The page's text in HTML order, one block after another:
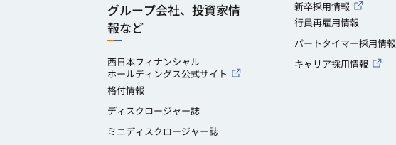
グループ会社、投資家情
報など
西日本フィナンシャル
ホールディングス公式サイト
格付情報
ディスクロージャー誌
ミニディスクロージャー誌
新卒採用情報
行員再雇用情報
パートタイマー採用情報
キャリア採用情報